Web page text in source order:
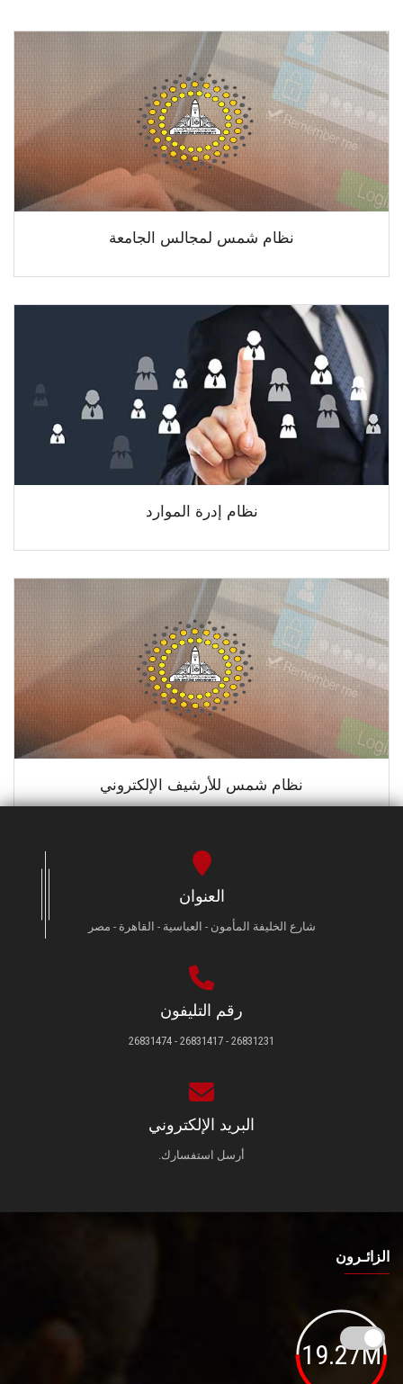
نظام شمس لمجالس الجامعة
نظام إدرة الموارد
نظام شمس للأرشيف الإلكتروني
العنوان
شارع الخليفة المأمون - العباسية - القاهرة - مصر
رقم التليفون
26831231 - 26831417 - 26831474
البريد الإلكتروني
أرسل استفسارك.
الزائـرون
19.27M